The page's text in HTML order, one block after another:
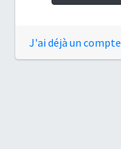
J'ai déjà un compte